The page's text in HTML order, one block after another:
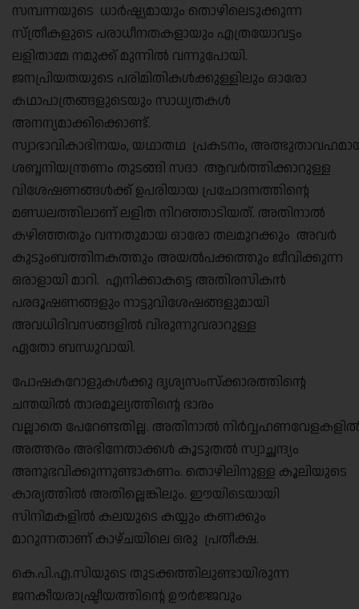
സമ്പന്നയുടെ ധാർഷ്ട്യമായും തൊഴിലെടുക്കുന്ന
സ്ത്രീകളുടെ പരാധീനതകളായും എത്രയോവട്ടം
ലളിതാമ്മ നമുക്ക് മുന്നിൽ വന്നുപോയി.
ജനപ്രിയതയുടെ പരിമിതികൾക്കുള്ളിലും ഓരോ
കഥാപാത്രങ്ങളുടെയും സാധ്യതകൾ
അനന്യമാക്കിക്കൊണ്ട്.
സ്വാഭാവികാഭിനയം, യഥാതഥ പ്രകടനം,
ശബ്ദനിയന്ത്രണം തുടങ്ങി സദാ ആവർത്തിക്കാറുള്ള
വിശേഷണങ്ങൾക്ക് ഉപരിയായ പ്രചോദനത്തിന്റെ
മണ്ഡലത്തിലാണ് ലളിത നിറഞ്ഞാടിയത്. അതിനാൽ
കഴിഞ്ഞതും വന്നതുമായ ഓരോ തലമുറക്കും അവർ
കുടുംബത്തിനകത്തും അയൽപക്കത്തും ജീവിക്കുന്ന
ഒരാളായി മാറി. എനിക്കാകട്ടെ അതിരസികൻ
പരദൂഷണങ്ങളും നാട്ടുവിശേഷങ്ങളുമായി
അവധിദിവസങ്ങളിൽ വിരുന്നുവരാറുള്ള
ഏതോ ബന്ധുവായി.
പോഷകറോളുകൾക്കു ദൃശ്യസംസ്‌ക്കാരത്തിന്റെ
ചന്തയിൽ താരമൂല്യത്തിന്റെ ഭാരം
വല്ലാതെ പേറേണ്ടതില്ല. അതിനാൽ
അത്തരം അഭിനേതാക്കൾ കൂടുതൽ സ്വാച്ഛന്ദ്യം
അനുഭവിക്കുന്നുണ്ടാകണം. തൊഴിലിനുള്ള കൂലിയുടെ
കാര്യത്തിൽ അതില്ലെങ്കിലും. ഈയിടെയായി
സിനിമകളിൽ കലയുടെ കയ്യും കണക്കും
മാറുന്നതാണ് കാഴ്ചയിലെ ഒരു പ്രതീക്ഷ.
കെ.പി.എ.സിയുടെ തുടക്കത്തിലുണ്ടായിരുന്ന
ജനകീയരാഷ്ട്രീയത്തിന്റെ ഊർജ്ജവും